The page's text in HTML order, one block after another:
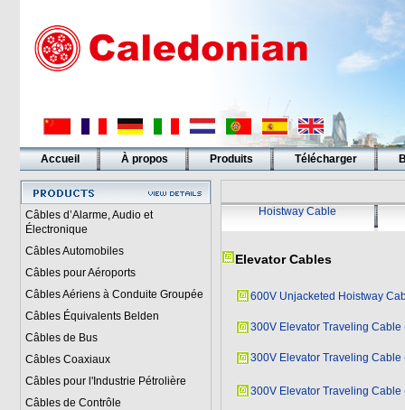
Accueil À propos Produits Télécharger
Liens
Câbles d’Alarme, Audio et
Électronique
Câbles Automobiles
Câbles pour Aéroports
Câbles Aériens à Conduite Groupée
Câbles Équivalents Belden
Câbles de Bus
Câbles Coaxiaux
Câbles pour l'Industrie Pétrolière
Câbles de Contrôle
Hoistway Cable
Elevator Cables
600V Unjacketed Hoistway
300V Elevator Traveling Cable
300V Elevator Traveling Cable
300V Elevator Traveling